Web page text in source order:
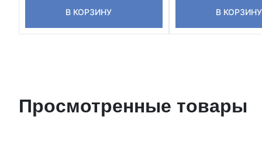
В КОРЗИНУ В КОРЗИНУ
Просмотренные товары